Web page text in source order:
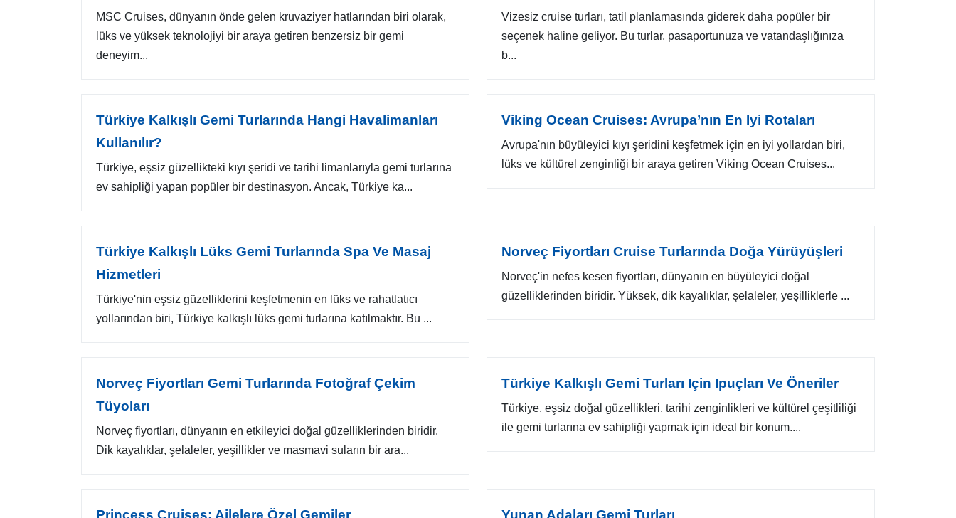
MSC Cruises, dünyanın önde gelen kruvaziyer hatlarından biri olarak,
lüks ve yüksek teknolojiyi bir araya getiren benzersiz bir gemi
deneyim...
Vizesiz cruise turları, tatil planlamasında giderek daha popüler bir
seçenek haline geliyor. Bu turlar, pasaportunuza ve vatandaşlığınıza
b...
Türkiye Kalkışlı Gemi Turlarında Hangi Havalimanları
Kullanılır?
Türkiye, eşsiz güzellikteki kıyı şeridi ve tarihi limanlarıyla gemi turlarına
ev sahipliği yapan popüler bir destinasyon. Ancak, Türkiye ka...
Viking Ocean Cruises: Avrupa’nın En Iyi Rotaları
Avrupa'nın büyüleyici kıyı şeridini keşfetmek için en iyi yollardan biri,
lüks ve kültürel zenginliği bir araya getiren Viking Ocean Cruises...
Türkiye Kalkışlı Lüks Gemi Turlarında Spa Ve Masaj
Hizmetleri
Türkiye'nin eşsiz güzelliklerini keşfetmenin en lüks ve rahatlatıcı
yollarından biri, Türkiye kalkışlı lüks gemi turlarına katılmaktır. Bu ...
Norveç Fiyortları Cruise Turlarında Doğa Yürüyüşleri
Norveç'in nefes kesen fiyortları, dünyanın en büyüleyici doğal
güzelliklerinden biridir. Yüksek, dik kayalıklar, şelaleler, yeşilliklerle ...
Norveç Fiyortları Gemi Turlarında Fotoğraf Çekim
Tüyoları
Norveç fiyortları, dünyanın en etkileyici doğal güzelliklerinden biridir.
Dik kayalıklar, şelaleler, yeşillikler ve masmavi suların bir ara...
Türkiye Kalkışlı Gemi Turları Için Ipuçları Ve Öneriler
Türkiye, eşsiz doğal güzellikleri, tarihi zenginlikleri ve kültürel çeşitliliği
ile gemi turlarına ev sahipliği yapmak için ideal bir konum....
Princess Cruises: Ailelere Özel Gemiler Yunan Adaları Gemi Turları